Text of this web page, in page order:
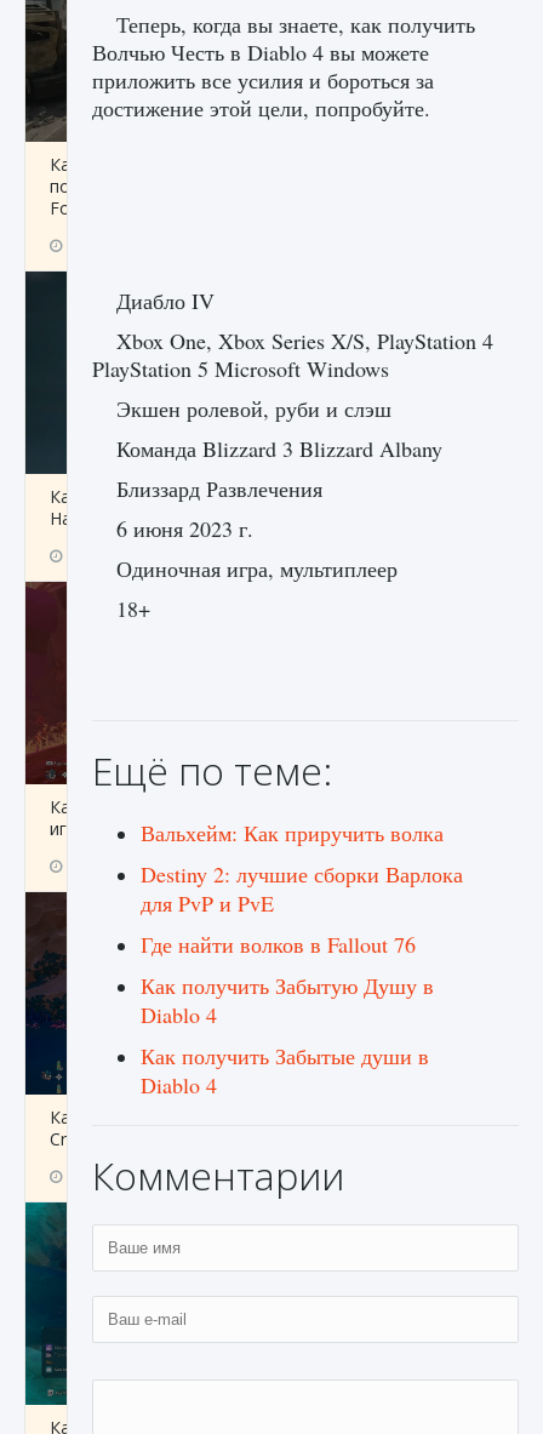
Как исправить текстовую ошибку
пользовательского интерфейса Delta
Force Hawk Ops
Как проверить статус сервера Delta Force
Hawk Ops
Как приручить существ джунглей Нари в
игре Creatures of Ava
9 августа 2024 0
Как разблокировать заклинание Крист в
Creatures of Ava
9 августа 2024 1 393
Как приручить существ из степей Тамура в
Теперь, когда вы знаете, как получить
Волчью Честь в Diablo 4 вы можете
приложить все усилия и бороться за
достижение этой цели, попробуйте.
Диабло IV
Xbox One, Xbox Series X/S, PlayStation 4
PlayStation 5 Microsoft Windows
Экшен ролевой, руби и слэш
Команда Blizzard 3 Blizzard Albany
Близзард Развлечения
6 июня 2023 г.
Одиночная игра, мультиплеер
18+
Ещё по теме:
Вальхейм: Как приручить волка
Destiny 2: лучшие сборки Варлока
для PvP и PvE
Где найти волков в Fallout 76
Как получить Забытую Душу в
Diablo 4
Как получить Забытые души в
Diablo 4
Комментарии